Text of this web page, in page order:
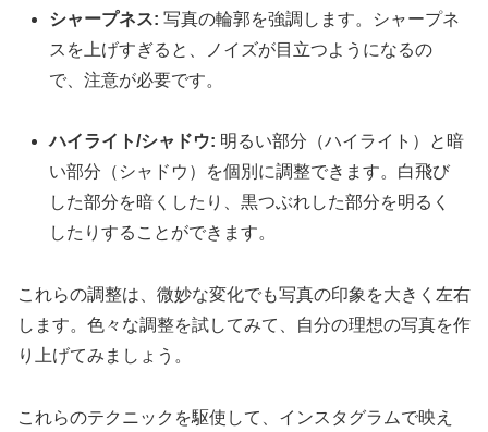
シャープネス: 写真の輪郭を強調します。シャープネ
スを上げすぎると、ノイズが目立つようになるの
で、注意が必要です。
ハイライト/シャドウ: 明るい部分（ハイライト）と暗
い部分（シャドウ）を個別に調整できます。白飛び
した部分を暗くしたり、黒つぶれした部分を明るく
したりすることができます。
これらの調整は、微妙な変化でも写真の印象を大きく左右
します。色々な調整を試してみて、自分の理想の写真を作
り上げてみましょう。
これらのテクニックを駆使して、インスタグラムで映え